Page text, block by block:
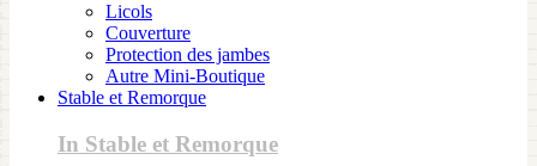
Licols
Couverture
Protection des jambes
Autre Mini-Boutique
Stable et Remorque
In Stable et Remorque